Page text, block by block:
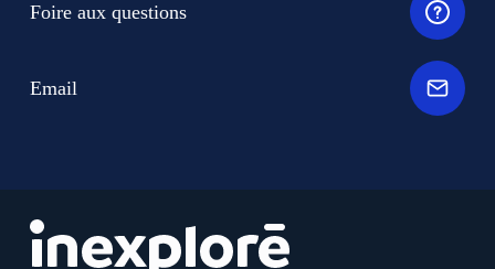
Foire aux questions
Email